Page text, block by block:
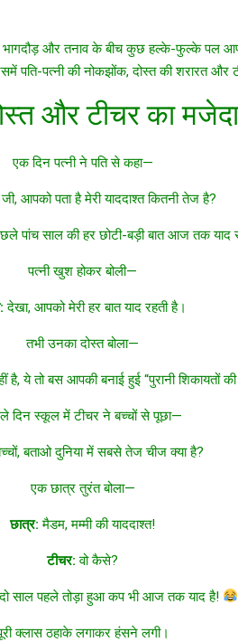
की भागदौड़ और तनाव के बीच कुछ हल्के-फुल्के
पत्नी की नोकझोंक, दोस्त की शरारत और
और टीचर का
एक दिन पत्नी ने पति से कहा—
आपको पता है मेरी याददाश्त कितनी तेज है?
पांच साल की हर छोटी-बड़ी बात आज तक याद
पत्नी खुश होकर बोली—
देखा, आपको मेरी हर बात याद रहती है।
तभी उनका दोस्त बोला—
है, ये तो बस आपकी बनाई हुई “पुरानी शिकायतों
दिन स्कूल में टीचर ने बच्चों से पूछा—
बताओ दुनिया में सबसे तेज चीज क्या है?
एक छात्र तुरंत बोला—
छात्र: मैडम, मम्मी की याददाश्त!
टीचर: वो कैसे?
दो साल पहले तोड़ा हुआ कप भी आज तक याद है!
क्लास ठहाके लगाकर हंसने लगी।